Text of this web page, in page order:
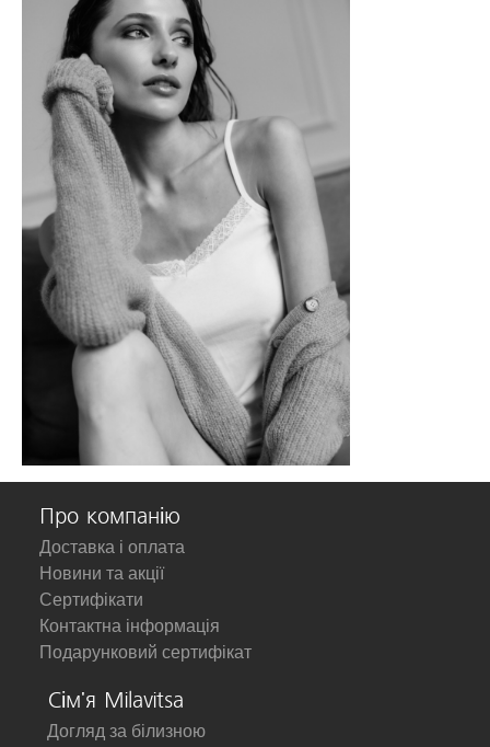
Про компанію
Доставка і оплата
Новини та акції
Сертифікати
Контактна інформація
Подарунковий сертифікат
Сім'я Milavitsa
Догляд за білизною